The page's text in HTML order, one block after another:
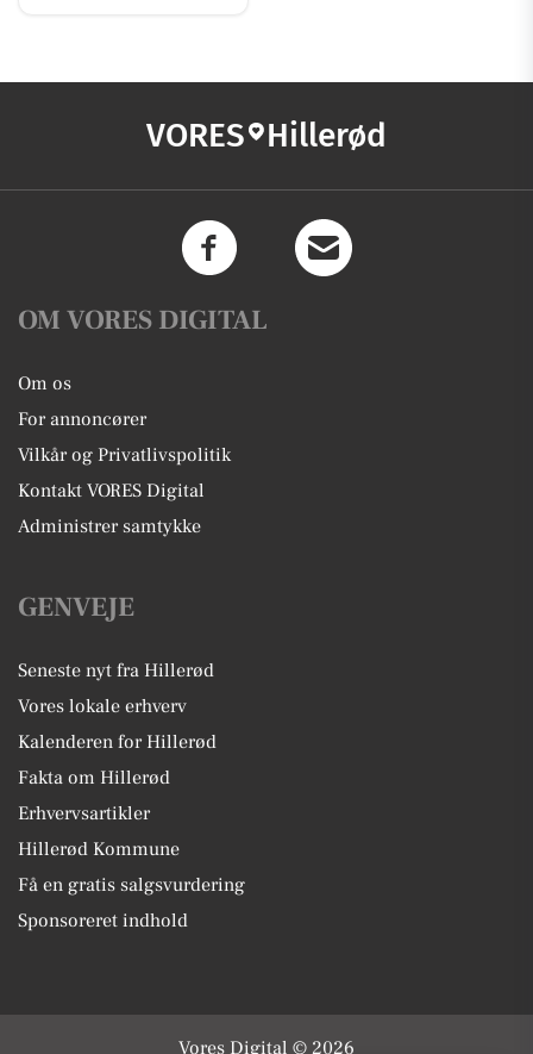
VORES Hillerød
OM VORES DIGITAL
Om os
For annoncører
Vilkår og Privatlivspolitik
Kontakt VORES Digital
Administrer samtykke
GENVEJE
Seneste nyt fra Hillerød
Vores lokale erhverv
Kalenderen for Hillerød
Fakta om Hillerød
Erhvervsartikler
Hillerød Kommune
Få en gratis salgsvurdering
Sponsoreret indhold
Vores Digital © 2026